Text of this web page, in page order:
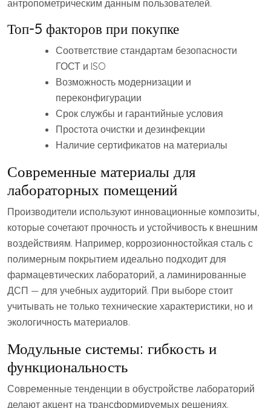
антропометрическим данным пользователей.
Топ-5 факторов при покупке
Соответствие стандартам безопасности
ГОСТ и ISO
Возможность модернизации и
переконфигурации
Срок службы и гарантийные условия
Простота очистки и дезинфекции
Наличие сертификатов на материалы
Современные материалы для
лабораторных помещений
Производители используют инновационные композиты,
которые сочетают прочность и устойчивость к внешним
воздействиям. Например, коррозионностойкая сталь с
полимерным покрытием идеально подходит для
фармацевтических лабораторий, а ламинированные
ДСП — для учебных аудиторий. При выборе стоит
учитывать не только технические характеристики, но и
экологичность материалов.
Модульные системы: гибкость и
функциональность
Современные тенденции в обустройстве лабораторий
делают акцент на трансформируемых решениях.